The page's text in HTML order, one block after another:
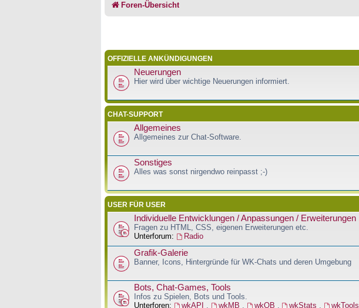
Foren-Übersicht
OFFIZIELLE ANKÜNDIGUNGEN
Neuerungen
Hier wird über wichtige Neuerungen informiert.
CHAT-SUPPORT
Allgemeines
Allgemeines zur Chat-Software.
Sonstiges
Alles was sonst nirgendwo reinpasst ;-)
USER FÜR USER
Individuelle Entwicklungen / Anpassungen / Erweiterungen
Fragen zu HTML, CSS, eigenen Erweiterungen etc.
Unterforum:
Radio
Grafik-Galerie
Banner, Icons, Hintergründe für WK-Chats und deren Umgebung
Bots, Chat-Games, Tools
Infos zu Spielen, Bots und Tools.
Unterforen:
wkAPI wkMB wkQB wkStats wkTools